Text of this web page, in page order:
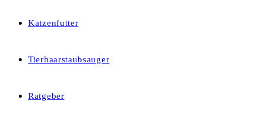
Katzenfutter
Tierhaarstaubsauger
Ratgeber